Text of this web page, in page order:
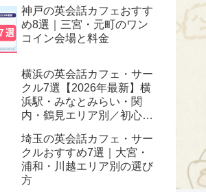
神戸の英会話カフェおすす
め8選｜三宮・元町のワン
コイン会場と料金
横浜の英会話カフェ・サー
クル7選【2026年最新】横
浜駅・みなとみらい・関
内・鶴見エリア別／初心
埼玉の英会話カフェ・サー
クルおすすめ7選｜大宮・
浦和・川越エリア別の選び
方